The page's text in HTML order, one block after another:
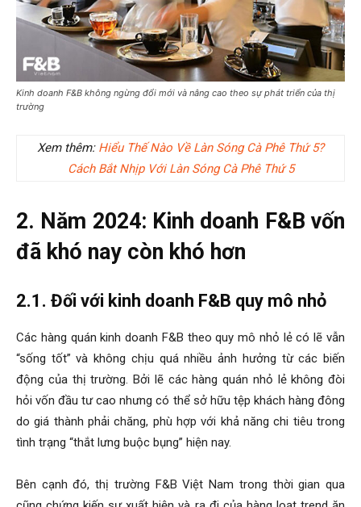
Kinh doanh F&B không ngừng đổi mới và nâng cao theo sự phát triển của thị
trường
Xem thêm: Hiểu Thế Nào Về Làn Sóng Cà Phê Thứ 5?
Cách Bắt Nhịp Với Làn Sóng Cà Phê Thứ 5
2. Năm 2024: Kinh doanh F&B vốn
đã khó nay còn khó hơn
2.1. Đối với kinh doanh F&B quy mô nhỏ
Các hàng quán kinh doanh F&B theo quy mô nhỏ lẻ có lẽ vẫn
“sống tốt” và không chịu quá nhiều ảnh hưởng từ các biến
động của thị trường. Bởi lẽ các hàng quán nhỏ lẻ không đòi
hỏi vốn đầu tư cao nhưng có thể sở hữu tệp khách hàng đông
do giá thành phải chăng, phù hợp với khả năng chi tiêu trong
tình trạng “thắt lưng buộc bụng” hiện nay.
Bên cạnh đó, thị trường F&B Việt Nam trong thời gian qua